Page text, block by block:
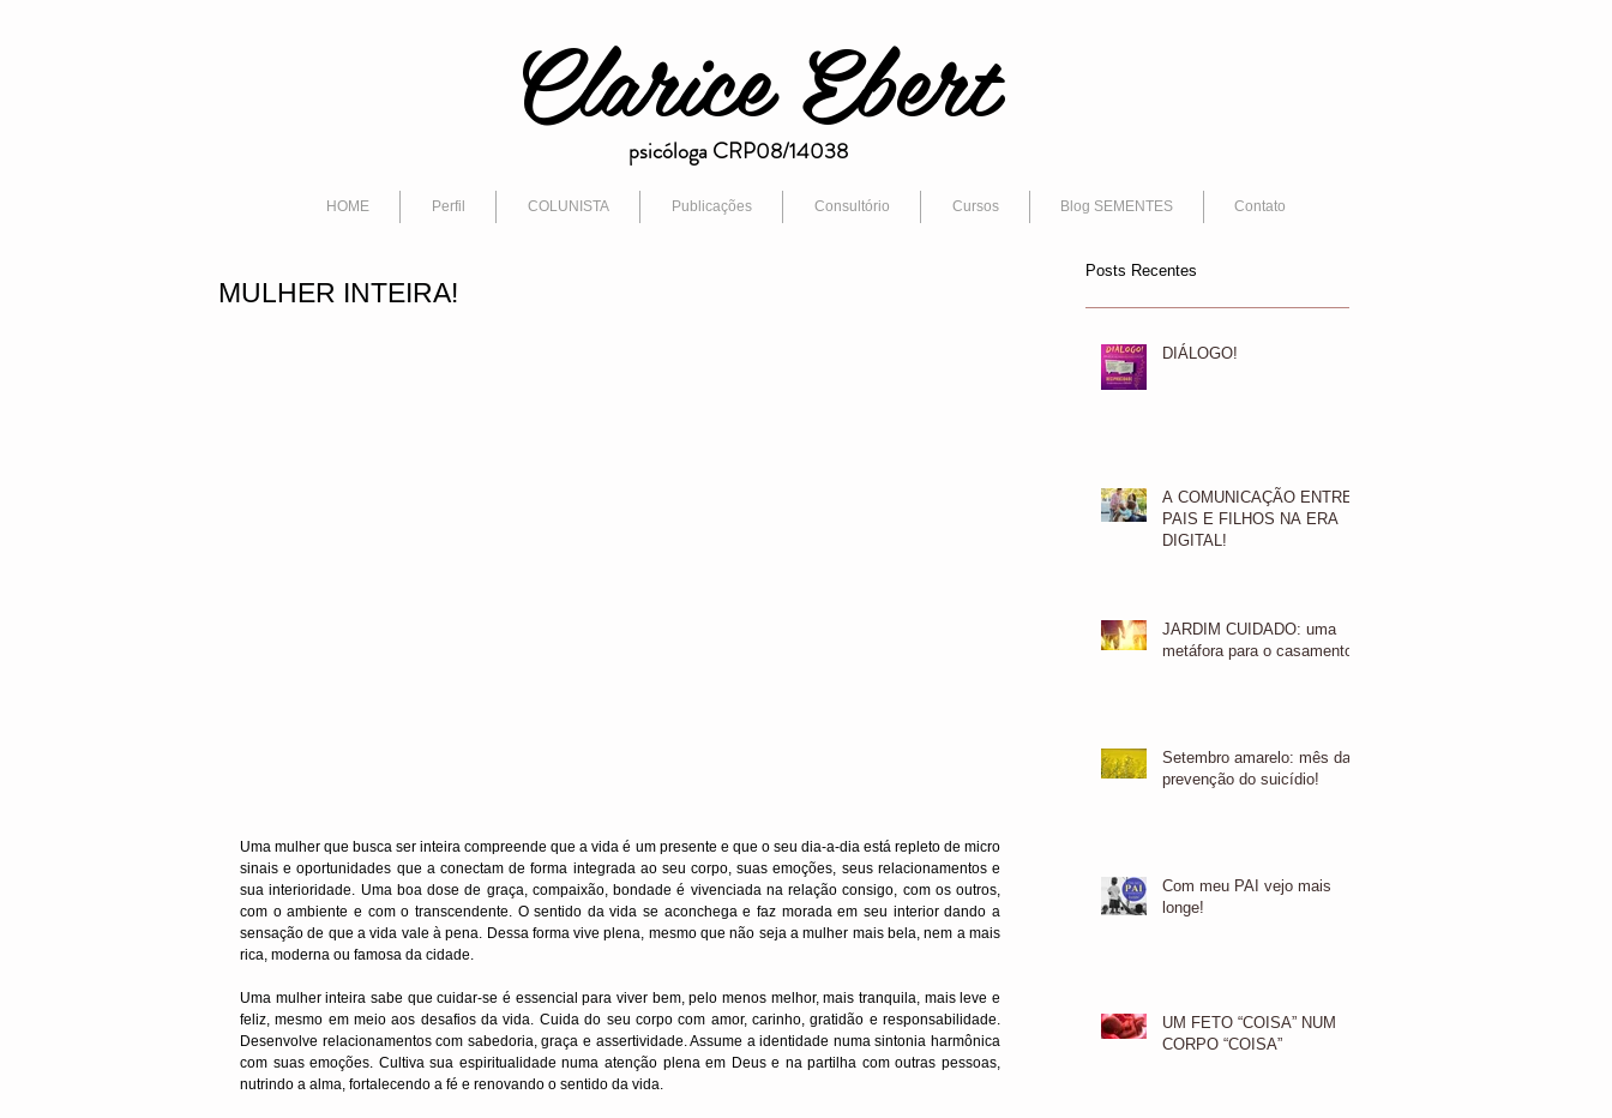
Clarice Ebert
psicóloga CRP08/14038
HOME Perfil COLUNISTA Publicações Consultório Cursos Blog SEMENTES Contato
MULHER INTEIRA!
Uma mulher que busca ser inteira compreende que a vida é um presente e que o seu dia-a-dia está repleto de micro
sinais e oportunidades que a conectam de forma integrada ao seu corpo, suas emoções, seus relacionamentos e
sua interioridade. Uma boa dose de graça, compaixão, bondade é vivenciada na relação consigo, com os outros,
com o ambiente e com o transcendente. O sentido da vida se aconchega e faz morada em seu interior dando a
sensação de que a vida vale à pena. Dessa forma vive plena, mesmo que não seja a mulher mais bela, nem a mais
rica, moderna ou famosa da cidade.
Uma mulher inteira sabe que cuidar-se é essencial para viver bem, pelo menos melhor, mais tranquila, mais leve e
feliz, mesmo em meio aos desafios da vida. Cuida do seu corpo com amor, carinho, gratidão e responsabilidade.
Desenvolve relacionamentos com sabedoria, graça e assertividade. Assume a identidade numa sintonia harmônica
com suas emoções. Cultiva sua espiritualidade numa atenção plena em Deus e na partilha com outras pessoas,
nutrindo a alma, fortalecendo a fé e renovando o sentido da vida.
Posts Recentes
DIÁLOGO!
A COMUNICAÇÃO ENTRE
PAIS E FILHOS NA ERA
DIGITAL!
JARDIM CUIDADO: uma
metáfora para o casamento!
Setembro amarelo: mês da
prevenção do suicídio!
Com meu PAI vejo mais
longe!
UM FETO “COISA” NUM
CORPO “COISA”